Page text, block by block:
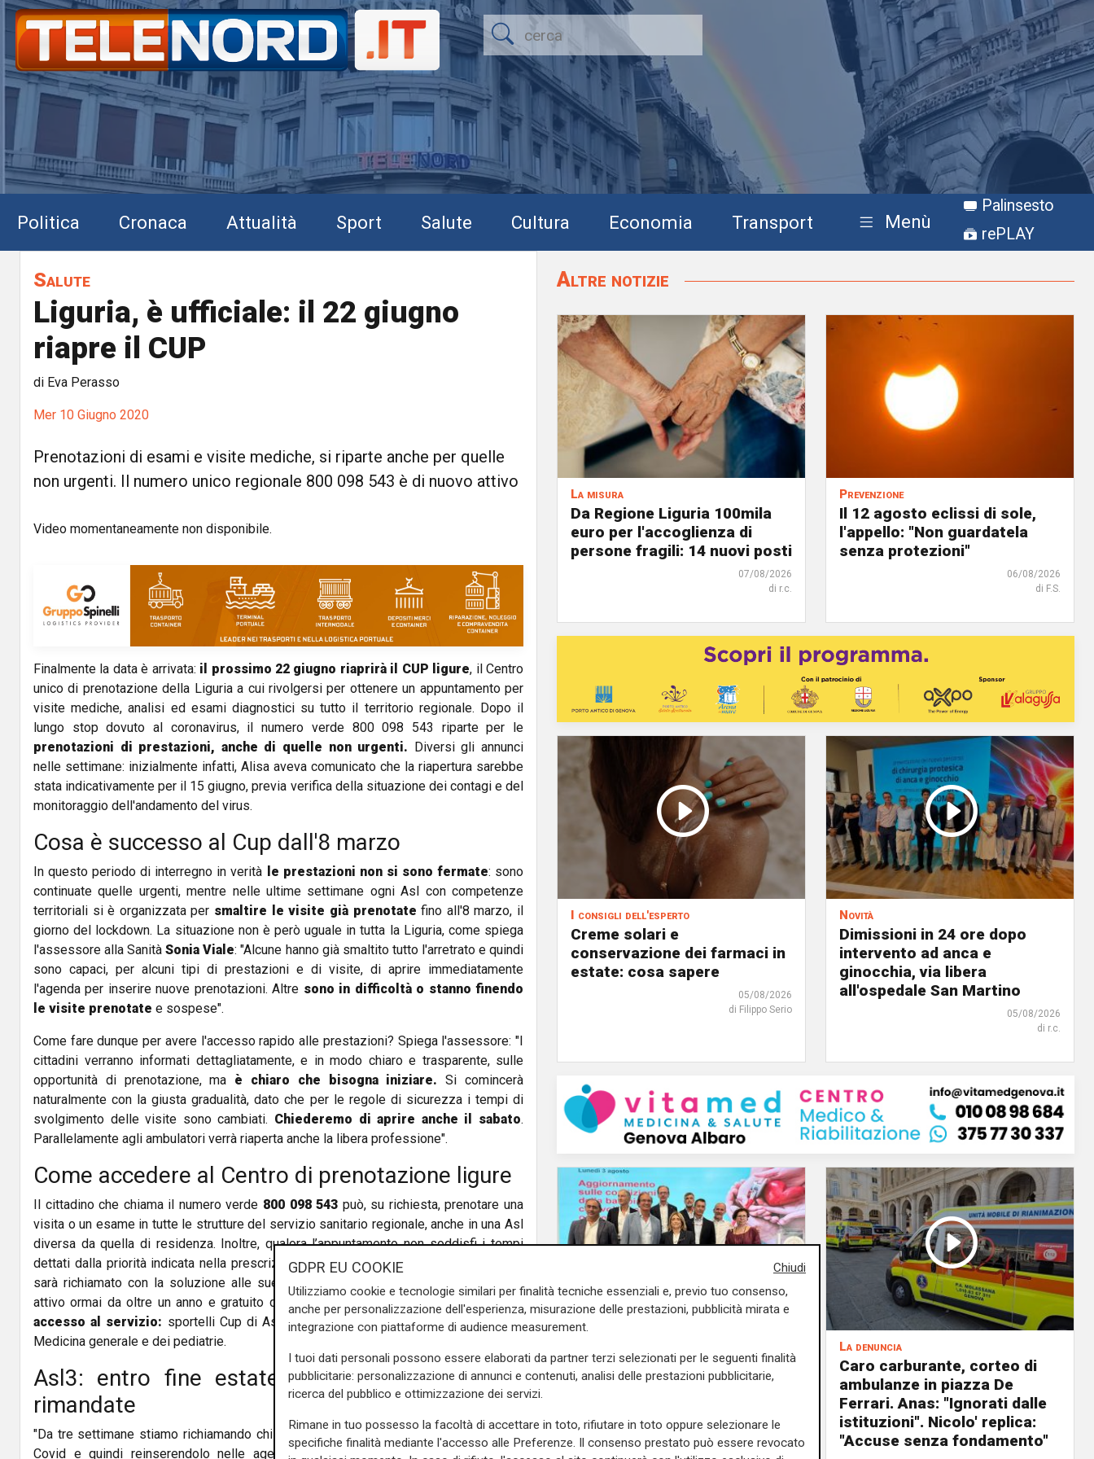
Politica Cronaca Attualità Sport Salute Cultura Economia Transport Menù
Palinsesto
rePLAY
Salute
Liguria, è ufficiale: il 22 giugno
riapre il CUP
di Eva Perasso
Mer 10 Giugno 2020
Prenotazioni di esami e visite mediche, si riparte anche per quelle
non urgenti. Il numero unico regionale 800 098 543 è di nuovo attivo
Video momentaneamente non disponibile.
Finalmente la data è arrivata: il prossimo 22 giugno riaprirà il CUP ligure, il Centro
unico di prenotazione della Liguria a cui rivolgersi per ottenere un appuntamento per
visite mediche, analisi ed esami diagnostici su tutto il territorio regionale. Dopo il
lungo stop dovuto al coronavirus, il numero verde 800 098 543 riparte per le
prenotazioni di prestazioni, anche di quelle non urgenti. Diversi gli annunci
nelle settimane: inizialmente infatti, Alisa aveva comunicato che la riapertura sarebbe
stata indicativamente per il 15 giugno, previa verifica della situazione dei contagi e del
monitoraggio dell'andamento del virus.
Cosa è successo al Cup dall'8 marzo
In questo periodo di interregno in verità le prestazioni non si sono fermate: sono
continuate quelle urgenti, mentre nelle ultime settimane ogni Asl con competenze
territoriali si è organizzata per smaltire le visite già prenotate fino all'8 marzo, il
giorno del lockdown. La situazione non è però uguale in tutta la Liguria, come spiega
l'assessore alla SanitàSonia Viale: "Alcune hanno già smaltito tutto l'arretrato e quindi
sono capaci, per alcuni tipi di prestazioni e di visite, di aprire immediatamente
l'agenda per inserire nuove prenotazioni. Altre sono in difficoltà o stanno finendo
le visite prenotate e sospese".
Come fare dunque per avere l'accesso rapido alle prestazioni? Spiega l'assessore: "I
cittadini verranno informati dettagliatamente, e in modo chiaro e trasparente, sulle
opportunità di prenotazione, ma è chiaro che bisogna iniziare. Si comincerà
naturalmente con la giusta gradualità, dato che per le regole di sicurezza i tempi di
svolgimento delle visite sono cambiati. Chiederemo di aprire anche il sabato.
Parallelamente agli ambulatori verrà riaperta anche la libera professione".
Come accedere al Centro di prenotazione ligure
Il cittadino che chiama il numero verde 800 098 543 può, su richiesta, prenotare una
visita o un esame in tutte le strutture del servizio sanitario regionale, anche in una Asl
diversa da quella di residenza. Inoltre, qualora l’appuntamento non soddisfi i tempi
dettati dalla priorità indicata nella prescrizione, l’utente può lasciare un numero a cui
sarà richiamato con la soluzione alle sue necessità. Oltre al numero verde unico -
attivo ormai da oltre un anno e gratuito da fisso e cellulare -ci sonoaltri punti di
accesso al servizio: sportelli Cup di Asl e ospedali, farmacie, studi dei medici di
Medicina generale e dei pediatrie.
Asl3: entro fine estate "in pari" con le visite
rimandate
"Da tre settimane stiamo richiamando chi aveva una visita sospesa per l'emergenza
Covid e quindi reinserendolo nelle agende. Entro la fine dell'estate su tutte le
Altre notizie
La misura
Da Regione Liguria 100mila
euro per l'accoglienza di
persone fragili: 14 nuovi posti
07/08/2026
di r.c.
Prevenzione
Il 12 agosto eclissi di sole,
l'appello: "Non guardatela
senza protezioni"
06/08/2026
di F.S.
I consigli dell'esperto
Creme solari e
conservazione dei farmaci in
estate: cosa sapere
05/08/2026
di Filippo Serio
Novità
Dimissioni in 24 ore dopo
intervento ad anca e
ginocchia, via libera
all'ospedale San Martino
05/08/2026
di r.c.
Incidente a Catanzaro, è fuori
pericolo la bimba ricoverata
neurologico né motorio"
03/08/2026
La denuncia
Caro carburante, corteo di
ambulanze in piazza De
Ferrari. Anas: "Ignorati dalle
istituzioni". Nicolo' replica:
"Accuse senza fondamento"
Chiudi
GDPR EU COOKIE
Utilizziamo cookie e tecnologie similari per finalità tecniche essenziali e, previo tuo consenso,
anche per personalizzazione dell'esperienza, misurazione delle prestazioni, pubblicità mirata e
integrazione con piattaforme di audience measurement.
I tuoi dati personali possono essere elaborati da partner terzi selezionati per le seguenti finalità
pubblicitarie: personalizzazione di annunci e contenuti, analisi delle prestazioni pubblicitarie,
ricerca del pubblico e ottimizzazione dei servizi.
Rimane in tuo possesso la facoltà di accettare in toto, rifiutare in toto oppure selezionare le
specifiche finalità mediante l'accesso alle Preferenze. Il consenso prestato può essere revocato